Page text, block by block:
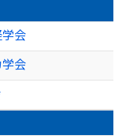
学会
学会